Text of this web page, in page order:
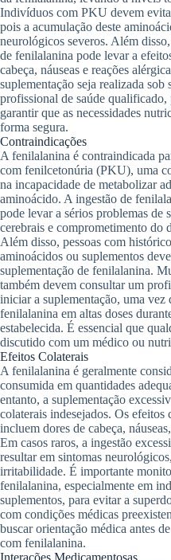
Indivíduos com PKU devem
pois a acumulação deste
neurológicos severos. Além
de fenilalanina pode levar a
cabeça, náuseas e reações
suplementação seja realizada sob
profissional de saúde
garantir que as necessidades
forma segura.
Contraindicações
A fenilalanina é contraindicada
com fenilcetonúria (PKU), uma
na incapacidade de metabolizar
aminoácido. A ingestão de
pode levar a sérios problemas de
cerebrais e comprometimento do
Além disso, pessoas com
aminoácidos ou suplementos
suplementação de fenilalanina.
também devem consultar um
iniciar a suplementação, uma vez
fenilalanina em altas doses
estabelecida. É essencial que
discutido com um médico ou
Efeitos Colaterais
A fenilalanina é geralmente
consumida em quantidades
entanto, a suplementação
colaterais indesejados. Os efeitos
incluem dores de cabeça,
Em casos raros, a ingestão
resultar em sintomas
irritabilidade. É importante
fenilalanina, especialmente em
suplementos, para evitar a
com condições médicas
buscar orientação médica antes
com fenilalanina.